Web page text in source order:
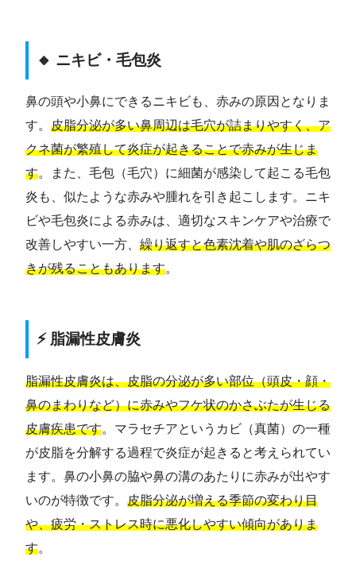
🔸 ニキビ・毛包炎
鼻の頭や小鼻にできるニキビも、赤みの原因となりま
す。 皮脂分泌が多い鼻周辺は毛穴が詰まりやすく、ア
クネ菌が繁殖して炎症が起きることで赤みが生じま
す。また、毛包（毛穴）に細菌が感染して起こる毛包
炎も、似たような赤みや腫れを引き起こします。ニキ
ビや毛包炎による赤みは、適切なスキンケアや治療で
改善しやすい一方、 繰り返すと色素沈着や肌のざらつ
きが残ることもあります。
⚡ 脂漏性皮膚炎
脂漏性皮膚炎は、皮脂の分泌が多い部位（頭皮・顔・
鼻のまわりなど）に赤みやフケ状のかさぶたが生じる
皮膚疾患です。マラセチアというカビ（真菌）の一種
が皮脂を分解する過程で炎症が起きると考えられてい
ます。鼻の小鼻の脇や鼻の溝のあたりに赤みが出やす
いのが特徴です。 皮脂分泌が増える季節の変わり目
や、疲労・ストレス時に悪化しやすい傾向がありま
す。